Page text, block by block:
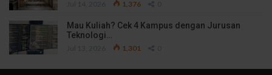
1,376
Mau Kuliah? Cek 4 Kampus dengan Jurusan
Teknologi…
1,301